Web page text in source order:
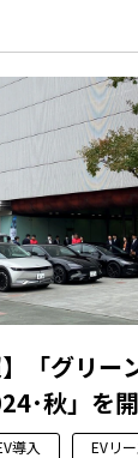
「グリー
･秋」を開
導入
EVリー